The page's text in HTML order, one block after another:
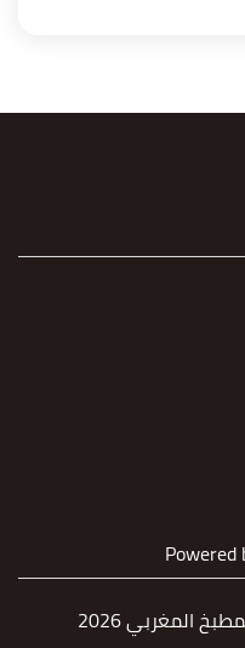
Powered
المغربي 2026